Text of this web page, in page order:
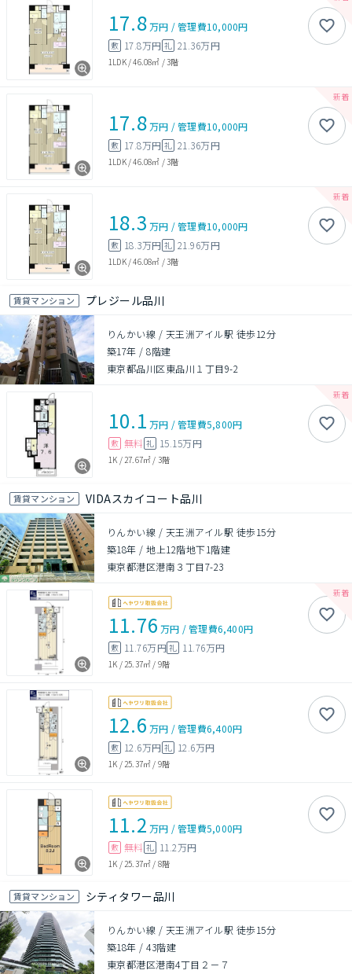
17.8万円 /管理費10,000円
敷 17.8万円 礼 21.36万円
1LDK/46.08㎡ /3階
17.8万円 /管理費10,000円
敷 17.8万円 礼 21.36万円
1LDK/46.08㎡ /3階
18.3 万円 /管理費10,000円
敷 18.3万円 礼 21.96万円
1LDK/46.08㎡ /3階
賃貸マンション プレジール品川
りんかい線 / 天王洲アイル駅 徒歩12分
築17年 /8階建
東京都品川区東品川１丁目9-2
10.1 万円 /管理費5,800円
敷 無料 礼 15.15万円
1K / 27.67㎡ / 3階
賃貸マンション VIDAスカイコート品川
りんかい線 / 天王洲アイル駅 徒歩15分
築18年 /地上12階地下1階建
東京都港区港南３丁目7-23
11.76 万円 /管理費6,400円
敷 11.76万円礼 11.76万円
1K /25.37㎡ / 9階
12.6 万円 /管理費6,400円
敷 12.6万円 礼 12.6万円
1K /25.37㎡ / 9階
11.2 万円 /管理費5,000円
敷 無料 礼 11.2万円
1K /25.37㎡ / 8階
賃貸マンション シティタワー品川
りんかい線 / 天王洲アイル駅 徒歩15分
築18年 /43階建
東京都港区港南4丁目２－７